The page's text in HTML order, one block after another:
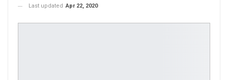
Last updated Apr 22, 2020